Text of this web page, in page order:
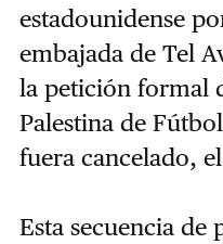
estadounidense
embajada de Tel
la petición formal
Palestina de
fuera cancelado,
Esta secuencia de